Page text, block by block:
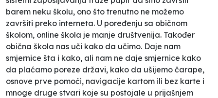
barem neku školu, ono što trenutno ne možemo
završiti preko interneta. U poređenju sa običnom
školom, online škola je manje društvenija. Također
obična škola nas uči kako da učimo. Daje nam
smjernice šta i kako, ali nam ne daje smjernice kako
da plaćamo poreze državi, kako da ušijemo čarape,
osnove prve pomoći, navigacije kartom ili bez karte i
mnoge druge stvari koje su postojale u prijašnjem